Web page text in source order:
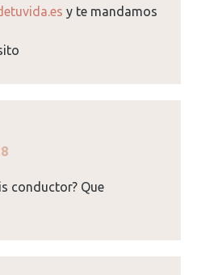
y te mandamos
conductor? Que